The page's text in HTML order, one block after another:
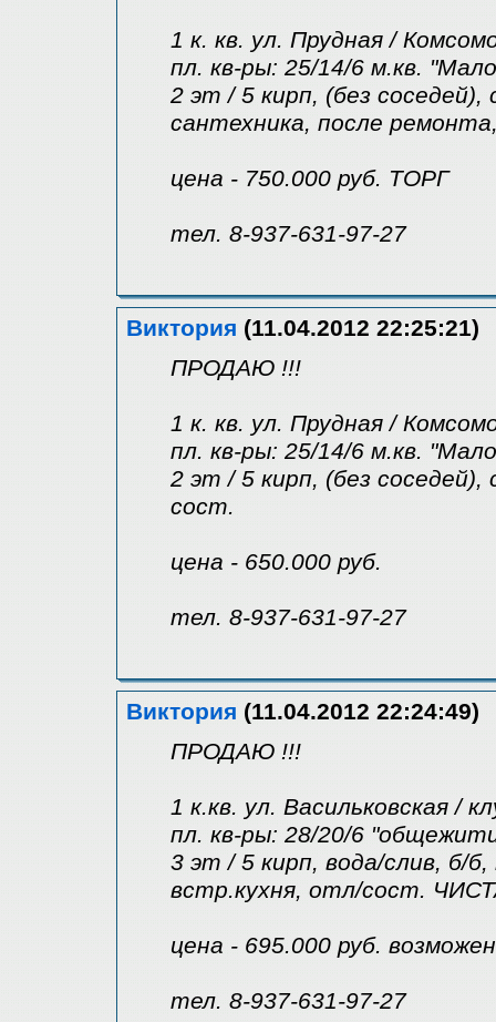
1 к. кв. ул. Прудная /
пл. кв-ры: 25/14/6 м.кв.
2 эт / 5 кирп, (без соседей),
сантехника, после
цена - 750.000 руб. ТОРГ
тел. 8-937-631-97-27
Виктория (11.04.2012 22:25:21)
ПРОДАЮ !!!
1 к. кв. ул. Прудная /
пл. кв-ры: 25/14/6 м.кв.
2 эт / 5 кирп, (без соседей),
сост.
цена - 650.000 руб.
тел. 8-937-631-97-27
Виктория (11.04.2012 22:24:49)
ПРОДАЮ !!!
1 к.кв. ул. Васильковская /
пл. кв-ры: 28/20/6
3 эт / 5 кирп, вода/слив, б/
встр.кухня, отл/сост.
цена - 695.000 руб.
тел. 8-937-631-97-27